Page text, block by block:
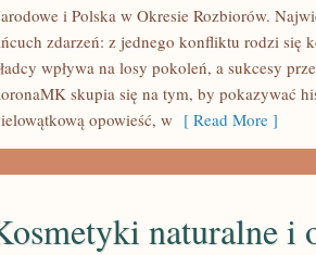
i Polska w Okresie Rozbiorów.
zdarzeń: z jednego konfliktu rodzi się
wpływa na losy pokoleń, a sukcesy
skupia się na tym, by pokazywać
opowieść, w [ Read More ]
naturalne i